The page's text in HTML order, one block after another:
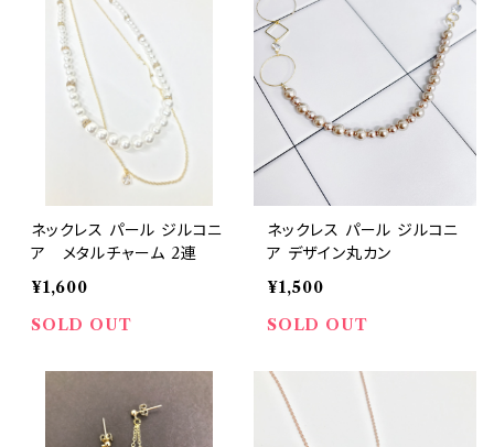
ネックレス パール ジルコニ
ア メタルチャーム 2連
¥1,600
SOLD OUT
ネックレス パール ジルコニ
ア デザイン丸カン
¥1,500
SOLD OUT